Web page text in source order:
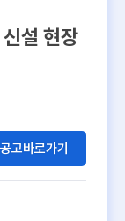
설 현장
공고바로가기